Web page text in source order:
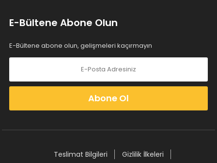
E-Bültene Abone Olun
E-Bültene abone olun, gelişmeleri kaçırmayın
Abone Ol
Teslimat Bilgileri
Gizlilik İlkeleri